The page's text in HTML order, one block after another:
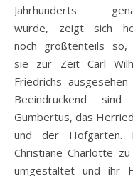
Jahrhunderts
wurde, zeigt sich
noch größtenteils so,
sie zur Zeit Carl
Friedrichs ausgesehen
Beeindruckend
Gumbertus, das
und der Hofgarten.
Christiane Charlotte
umgestaltet und ihr